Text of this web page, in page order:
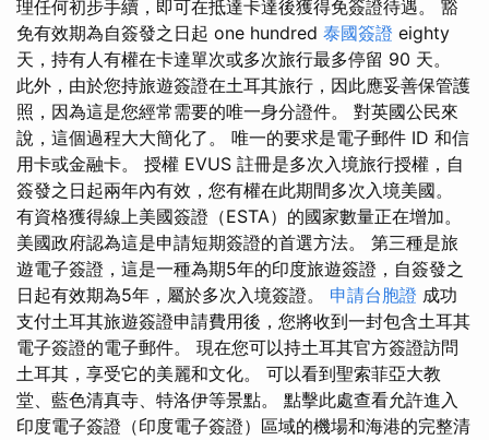
理任何初步手續，即可在抵達卡達後獲得免簽證待遇。 豁
免有效期為自簽發之日起 one hundred 泰國簽證 eighty
天，持有人有權在卡達單次或多次旅行最多停留 90 天。
此外，由於您持旅遊簽證在土耳其旅行，因此應妥善保管護
照，因為這是您經常需要的唯一身分證件。 對英國公民來
說，這個過程大大簡化了。 唯一的要求是電子郵件 ID 和信
用卡或金融卡。 授權 EVUS 註冊是多次入境旅行授權，自
簽發之日起兩年內有效，您有權在此期間多次入境美國。
有資格獲得線上美國簽證（ESTA）的國家數量正在增加。
美國政府認為這是申請短期簽證的首選方法。 第三種是旅
遊電子簽證，這是一種為期5年的印度旅遊簽證，自簽發之
日起有效期為5年，屬於多次入境簽證。 申請台胞證 成功
支付土耳其旅遊簽證申請費用後，您將收到一封包含土耳其
電子簽證的電子郵件。 現在您可以持土耳其官方簽證訪問
土耳其，享受它的美麗和文化。 可以看到聖索菲亞大教
堂、藍色清真寺、特洛伊等景點。 點擊此處查看允許進入
印度電子簽證（印度電子簽證）區域的機場和海港的完整清